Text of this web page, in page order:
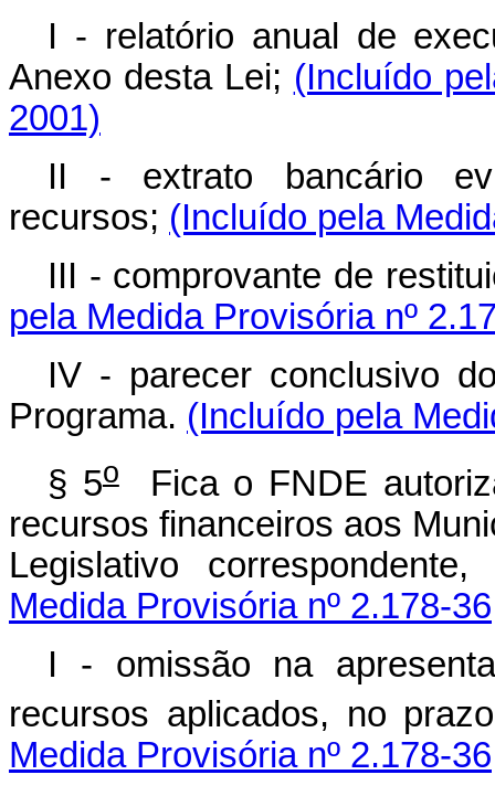
I - relatório anual de
Anexo desta Lei; (Incluído
2001)
II - extrato bancário
recursos; (Incluído pela
III - comprovante de
pela Medida Provisória nº
IV - parecer conclusivo
Programa. (Incluído pela
§ 5oFica o FNDE
recursos financeiros aos
Legislativo
Medida Provisória nº 2.178-
I - omissão na
recursos aplicados, no
Medida Provisória nº 2.178-